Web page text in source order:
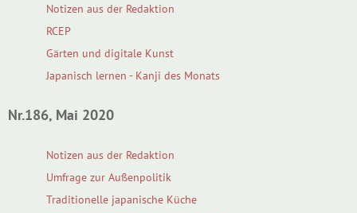
Notizen aus der Redaktion
RCEP
Gärten und digitale Kunst
Japanisch lernen - Kanji des Monats
Nr.186, Mai 2020
Notizen aus der Redaktion
Umfrage zur Außenpolitik
Traditionelle japanische Küche